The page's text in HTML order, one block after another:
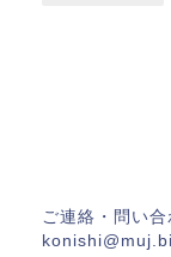
ご連絡・問い合